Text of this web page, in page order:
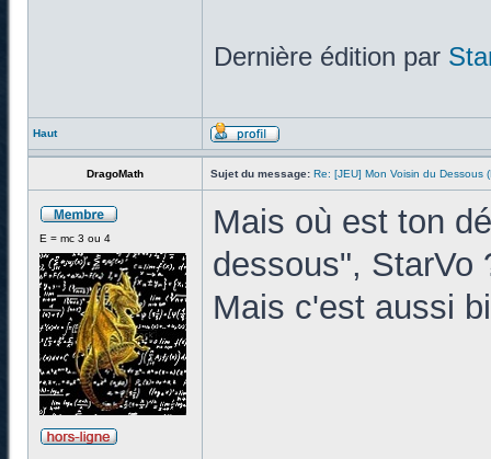
Dernière édition par
Haut
DragoMath Sujet du message: Re: [JEU] Mon Voisin du Dessous
E = mc 3 ou 4
Mais où est ton
dessous", StarVo
Mais c'est aussi